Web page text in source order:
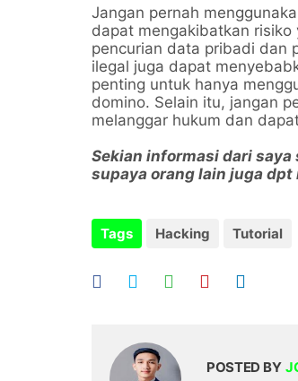
Jangan pernah
dapat mengakibatkan
pencurian data pribadi dan
ilegal juga dapat
penting untuk hanya
domino. Selain itu, jangan
melanggar hukum dan
Sekian informasi dari
supaya orang lain juga
Tags Hacking Tutorial
POSTED BY